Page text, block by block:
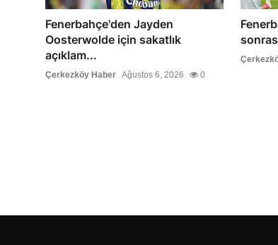
Fenerbahçe'den Jayden
Oosterwolde için sakatlık
açıklam...
Çerkezköy Haber Ağustos 6, 2026 0